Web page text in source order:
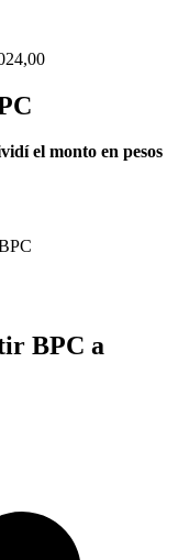
el monto en pesos
BPC a